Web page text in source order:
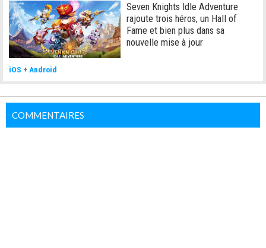
Seven Knights Idle Adventure
rajoute trois héros, un Hall of
Fame et bien plus dans sa
nouvelle mise à jour
iOS + Android
COMMENTAIRES